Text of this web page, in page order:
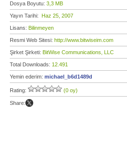
Dosya Boyutu: 3,3 MB
Yayın Tarihi: Haz 25, 2007
Lisans: Bilinmeyen
Resmi Web Sitesi: http://www.bitwiseim.com
Şirket Şirketi: BitWise Communications, LLC
Total Downloads: 12.491
Yemin ederim: michael_b6d1489d
Rating: (0 oy)
Share: